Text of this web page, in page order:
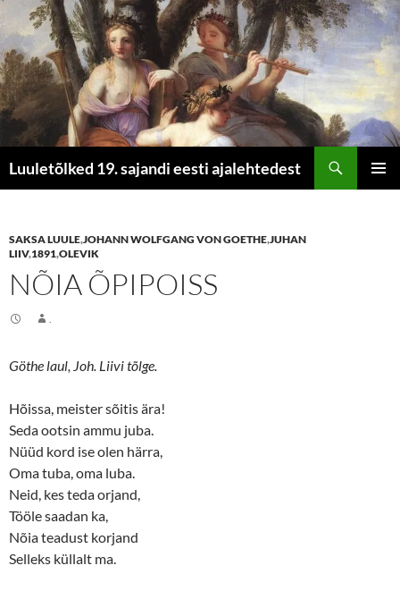
Luuletõlked 19. sajandi eesti ajalehtedest
SAKSA LUULE,JOHANN WOLFGANG VON GOETHE,JUHAN
LIIV,1891,OLEVIK
NÕIA ÕPIPOISS
Göthe laul, Joh. Liivi tõlge.
Hõissa, meister sõitis ära!
Seda ootsin ammu juba.
Nüüd kord ise olen härra,
Oma tuba, oma luba.
Neid, kes teda orjand,
Tööle saadan ka,
Nõia teadust korjand
Selleks küllalt ma.